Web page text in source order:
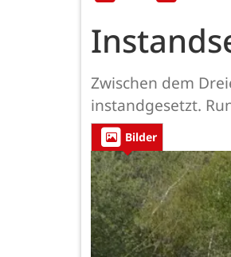
Zwischen dem
instandgesetzt.
Bilder